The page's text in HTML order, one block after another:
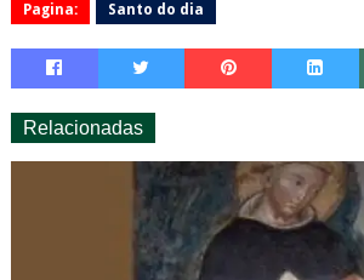
Pagina: Santo do dia
Relacionadas